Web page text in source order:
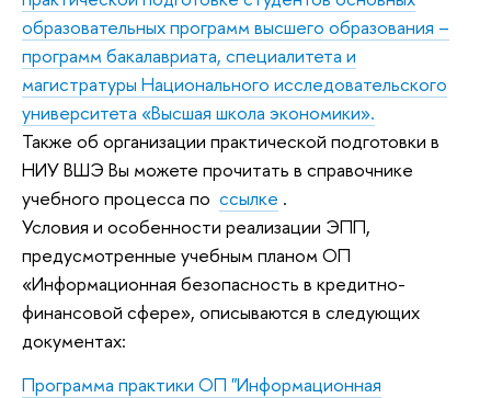
образовательных программ высшего образования –
программ бакалавриата, специалитета и
магистратуры Национального исследовательского
университета «Высшая школа экономики».
Также об организации практической подготовки в
НИУ ВШЭ Вы можете прочитать в справочнике
учебного процесса по ссылке .
Условия и особенности реализации ЭПП,
предусмотренные учебным планом ОП
«Информационная безопасность в кредитно-
финансовой сфере», описываются в следующих
документах:
Программа практики ОП "Информационная